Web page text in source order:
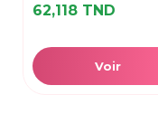
62,118 TND
Voir